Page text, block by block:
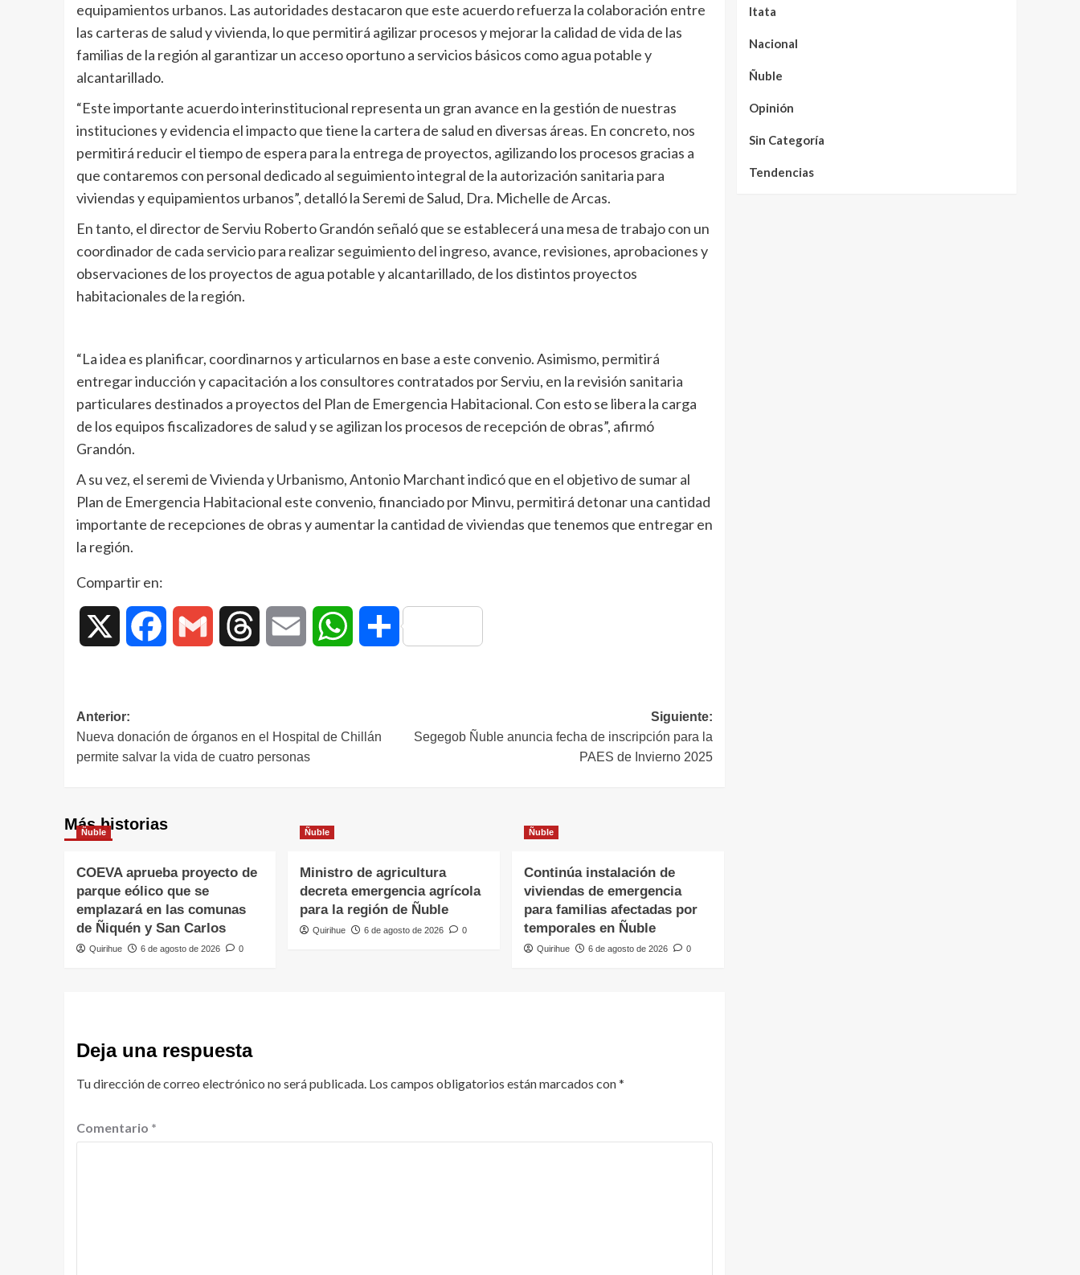
equipamientos urbanos. Las autoridades destacaron que este acuerdo refuerza la colaboración entre
las carteras de salud y vivienda, lo que permitirá agilizar procesos y mejorar la calidad de vida de las
familias de la región al garantizar un acceso oportuno a servicios básicos como agua potable y
alcantarillado.
“Este importante acuerdo interinstitucional representa un gran avance en la gestión de nuestras
instituciones y evidencia el impacto que tiene la cartera de salud en diversas áreas. En concreto, nos
permitirá reducir el tiempo de espera para la entrega de proyectos, agilizando los procesos gracias a
que contaremos con personal dedicado al seguimiento integral de la autorización sanitaria para
viviendas y equipamientos urbanos”, detalló la Seremi de Salud, Dra. Michelle de Arcas.
En tanto, el director de Serviu Roberto Grandón señaló que se establecerá una mesa de trabajo con un
coordinador de cada servicio para realizar seguimiento del ingreso, avance, revisiones, aprobaciones y
observaciones de los proyectos de agua potable y alcantarillado, de los distintos proyectos
habitacionales de la región.
“La idea es planificar, coordinarnos y articularnos en base a este convenio. Asimismo, permitirá
entregar inducción y capacitación a los consultores contratados por Serviu, en la revisión sanitaria
particulares destinados a proyectos del Plan de Emergencia Habitacional. Con esto se libera la carga
de los equipos fiscalizadores de salud y se agilizan los procesos de recepción de obras”, afirmó
Grandón.
A su vez, el seremi de Vivienda y Urbanismo, Antonio Marchant indicó que en el objetivo de sumar al
Plan de Emergencia Habitacional este convenio, financiado por Minvu, permitirá detonar una cantidad
importante de recepciones de obras y aumentar la cantidad de viviendas que tenemos que entregar en
la región.
Compartir en:
Facebook Gmail Threads Email WhatsAppCompartir
Anterior:
Nueva donación de órganos en el Hospital de Chillán
permite salvar la vida de cuatro personas
Siguiente:
Segegob Ñuble anuncia fecha de inscripción para la
PAES de Invierno 2025
Más historias
Ñuble
COEVA aprueba proyecto de
parque eólico que se
emplazará en las comunas
de Ñiquén y San Carlos
Quirihue 6 de agosto de 2026 0
Ñuble
Ministro de agricultura
decreta emergencia agrícola
para la región de Ñuble
Quirihue 6 de agosto de 2026 0
Ñuble
Continúa instalación de
viviendas de emergencia
para familias afectadas por
temporales en Ñuble
Quirihue 6 de agosto de 2026 0
Deja una respuesta
Tu dirección de correo electrónico no será publicada. Los campos obligatorios están marcados con*
Comentario *
Itata
Nacional
Ñuble
Opinión
Sin Categoría
Tendencias